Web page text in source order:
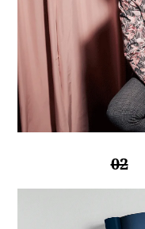
02